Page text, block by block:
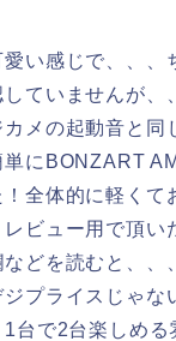
い感じで、、、
ていませんが、
メの起動音と同
にBONZART
全体的に軽くて
ビュー用で頂い
どを読むと、、
プライスじゃな
台で2台楽しめる